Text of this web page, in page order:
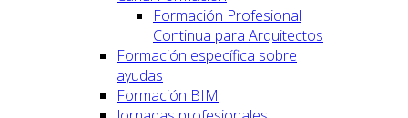
Formación Profesional
Continua para Arquitectos
Formación específica sobre
ayudas
Formación BIM